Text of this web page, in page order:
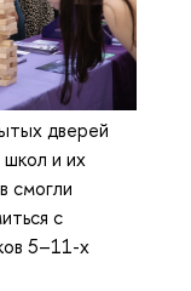
дверей
и их
смогли
с
5–11-х